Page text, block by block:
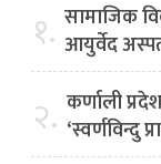
१. सामाजिक
आयुर्वेद
२. कर्णाली
‘स्वर्णविन्दु